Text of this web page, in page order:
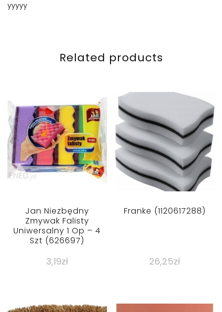
yyyyy
Related products
Jan Niezbędny
Zmywak Falisty
Uniwersalny 1 Op – 4
Szt (626697)
3,19zł
Franke (1120617288)
26,25zł